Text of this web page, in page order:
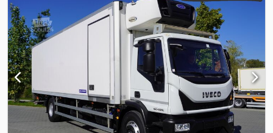
kabīne:
dienas kabīne , pārnesuma veids:automātisks, emisijas
klase:Euro 5 , piekares sistēma:tērauds, krautuves garums:
mm, iekraušanas vietas platums:2 460 mm, iekraušanas telpas
augstums:
, Ražošanas gads:2013,